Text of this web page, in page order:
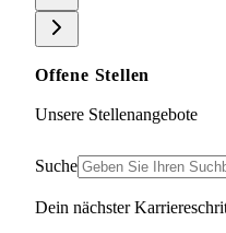
Offene Stellen
Unsere Stellenangebote
Suche
Dein nächster